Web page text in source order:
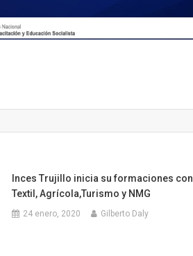
Inces Trujillo inicia su formaciones con
Textil, Agrícola,Turismo y NMG
24 enero, 2020 Gilberto Daly